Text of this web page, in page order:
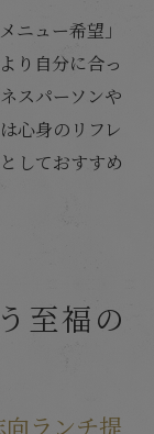
ニュー希望」
り自分に合っ
スパーソンや
心身のリフレ
しておすすめ
至福の
ランチ提